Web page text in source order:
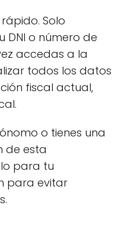
Solo
DNI o número de
accedas a la
todos los datos
fiscal actual,
o tienes una
de esta
para tu
para evitar